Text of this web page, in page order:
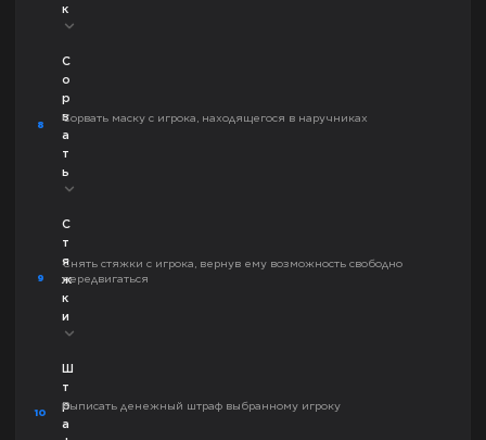
к
8
С
о
р
в
а
т
ь
Сорвать маску с игрока, находящегося в наручниках
9
С
т
я
ж
к
и
Снять стяжки с игрока, вернув ему возможность свободно
передвигаться
10
Ш
т
р
а
Выписать денежный штраф выбранному игроку